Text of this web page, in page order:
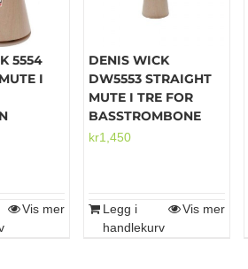
5554
I
Vis mer
DENIS WICK
DW5553 STRAIGHT
MUTE I TRE FOR
BASSTROMBONE
kr1,450
Legg i
handlekurv
Vis mer